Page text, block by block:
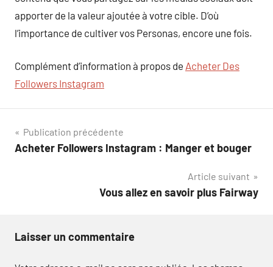
apporter de la valeur ajoutée à votre cible. D’où
l’importance de cultiver vos Personas, encore une fois.
Complément d’information à propos de Acheter Des
Followers Instagram
Navigation
de
Publication précédente
Acheter Followers Instagram : Manger et bouger
Article suivant
Vous allez en savoir plus Fairway
Laisser un commentaire